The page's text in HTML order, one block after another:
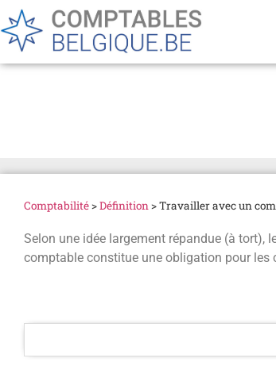
Comptabilité>Définition>Travailler avec un
Selon une idée largement répandue (à tort),
comptable constitue une obligation pour les